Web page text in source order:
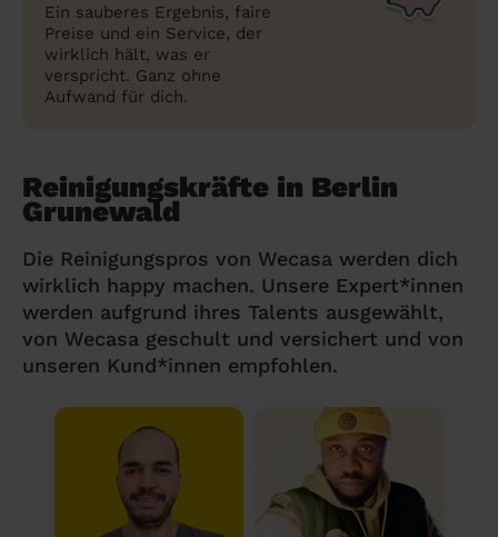
Ein sauberes Ergebnis, faire
Preise und ein Service, der
wirklich hält, was er
verspricht. Ganz ohne
Aufwand für dich.
Reinigungskräfte in Berlin
Grunewald
Die Reinigungspros von Wecasa werden dich
wirklich happy machen. Unsere Expert*innen
werden aufgrund ihres Talents ausgewählt,
von Wecasa geschult und versichert und von
unseren Kund*innen empfohlen.